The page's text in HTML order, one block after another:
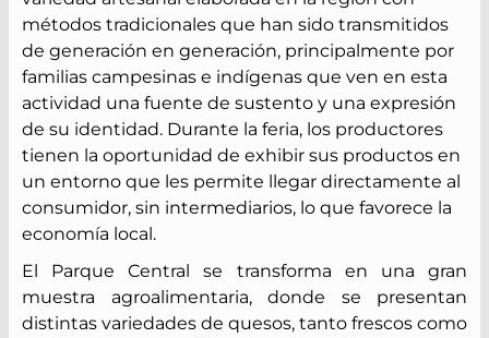
métodos tradicionales que han sido transmitidos
de generación en generación, principalmente por
familias campesinas e indígenas que ven en esta
actividad una fuente de sustento y una expresión
de su identidad. Durante la feria, los productores
tienen la oportunidad de exhibir sus productos en
un entorno que les permite llegar directamente al
consumidor, sin intermediarios, lo que favorece la
economía local.
El Parque Central se transforma en una gran
muestra agroalimentaria, donde se presentan
distintas variedades de quesos, tanto frescos como